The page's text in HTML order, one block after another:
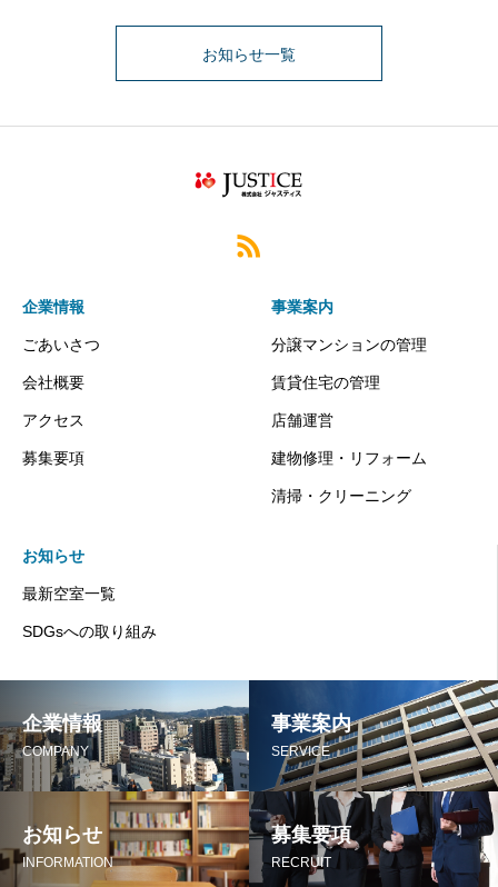
お知らせ一覧
企業情報
ごあいさつ
会社概要
アクセス
募集要項
事業案内
分譲マンションの管理
賃貸住宅の管理
店舗運営
建物修理・リフォーム
清掃・クリーニング
お知らせ
最新空室一覧
SDGsへの取り組み
企業情報
COMPANY
事業案内
SERVICE
お知らせ
INFORMATION
募集要項
RECRUIT